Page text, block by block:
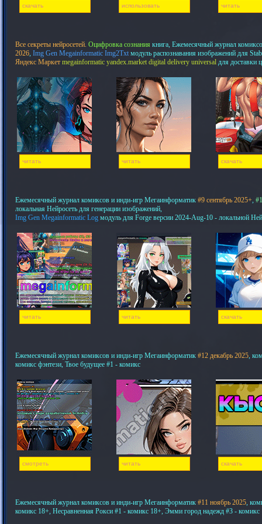
скачать использовать читать
Все секреты нейросетей. Оцифровка сознания книга, Ежемесячный журнал
2026, Img Gen Megainformatic Img2Txt модуль распознавания изображений для
Яндекс Маркет megainformatic yandex.market digital delivery universal для доставки
читать читать скачать
Ежемесячный журнал комиксов и инди-игр Мегаинформатик #9 сентябрь 2025+,
локальная Нейросеть для генерации изображений,
Img Gen Megainformatic Log модуль для Forge версии 2024-Aug-10 - локальной
читать читать скачать
Ежемесячный журнал комиксов и инди-игр Мегаинформатик #12 декабрь 2025,
комикс фэнтези, Твое будущее #1 - комикс
смотреть читать скачать
Ежемесячный журнал комиксов и инди-игр Мегаинформатик #11 ноябрь 2025,
комикс 18+, Несравненная Рокси #1 - комикс 18+, Эмми город надежд #3 - комикс